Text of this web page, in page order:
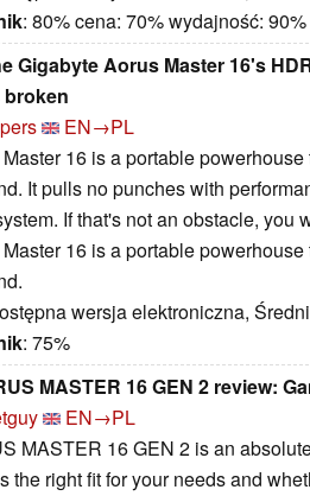
: 80% cena: 70% wydajność:
Gigabyte Aorus Master 16's
EN→PL
16 is a portable
It pulls no punches with
If that's not an obstacle, you
16 is a portable
wersja elektroniczna,
: 75%
MASTER 16 GEN 2 review:
EN→PL
MASTER 16 GEN 2 is an
the right fit for your needs and